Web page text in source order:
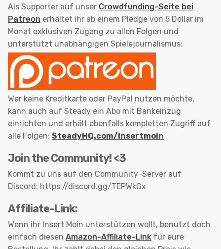
Als Supporter auf unser Crowdfunding-Seite bei
Patreon erhaltet ihr ab einem Pledge von 5 Dollar im
Monat exklusiven Zugang zu allen Folgen und
unterstützt unabhängigen Spielejournalismus:
Wer keine Kreditkarte oder PayPal nutzen möchte,
kann auch auf Steady ein Abo mit Bankeinzug
einrichten und erhält ebenfalls kompletten Zugriff auf
alle Folgen: SteadyHQ.com/insertmoin
Join the Community! <3
Kommt zu uns auf den Community-Server auf
Discord: https://discord.gg/TEPWkGx
Affiliate-Link:
Wenn ihr Insert Moin unterstützen wollt, benutzt doch
einfach diesen Amazon-Affiliate-Link für eure